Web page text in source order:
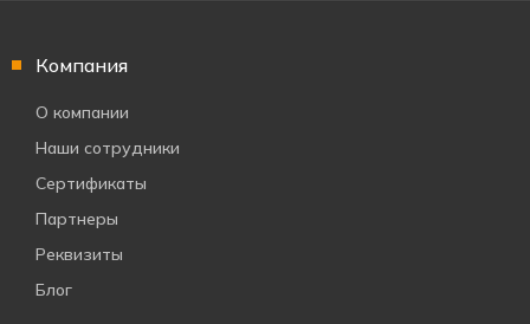
Компания
О компании
Наши сотрудники
Сертификаты
Партнеры
Реквизиты
Блог